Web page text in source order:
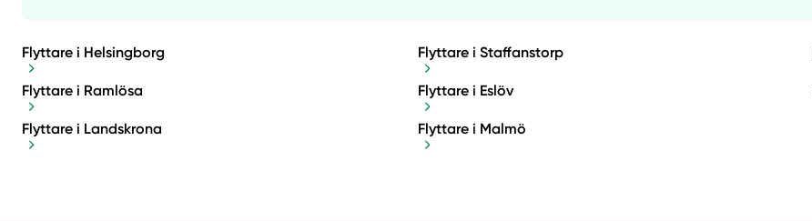
Flyttare i Helsingborg Flyttare i Staffanstorp
Flyttare i Ramlösa Flyttare i Eslöv
Flyttare i Landskrona Flyttare i Malmö